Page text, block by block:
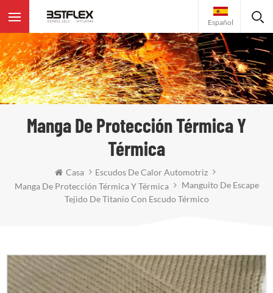
Español
Manga De Protección Térmica Y
Térmica
Casa
Escudos De Calor Automotriz
Manga De Protección Térmica Y Térmica
Manguito De Escape
Tejido De Titanio Con Escudo Térmico